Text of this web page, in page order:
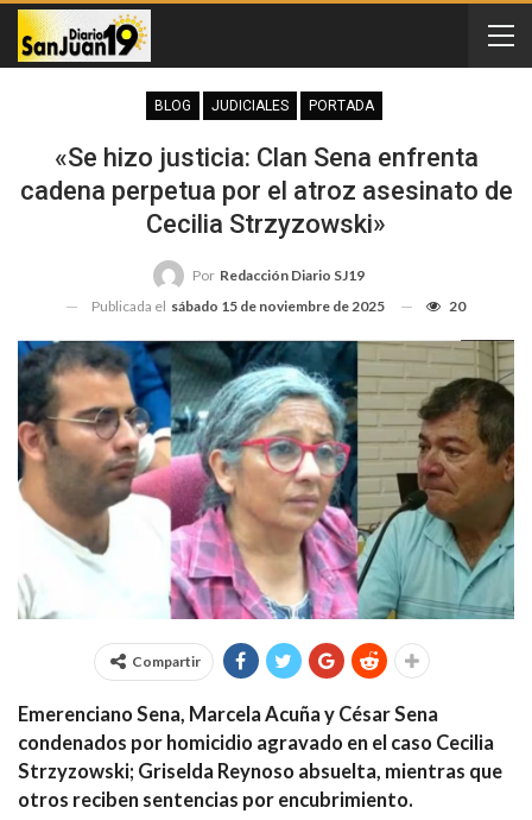
BLOG JUDICIALES PORTADA
«Se hizo justicia: Clan Sena enfrenta
cadena perpetua por el atroz asesinato de
Cecilia Strzyzowski»
Por Redacción Diario SJ19
Publicada el sábado 15 de noviembre de 2025 20
Compartir
Emerenciano Sena, Marcela Acuña y César Sena
condenados por homicidio agravado en el caso Cecilia
Strzyzowski; Griselda Reynoso absuelta, mientras que
otros reciben sentencias por encubrimiento.